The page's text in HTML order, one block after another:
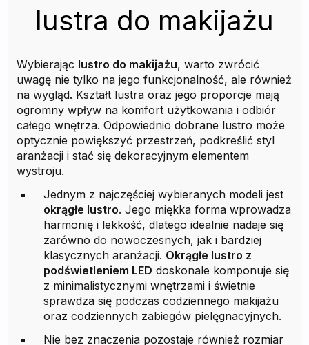
lustra do makijażu
Wybierając lustro do makijażu, warto zwrócić
uwagę nie tylko na jego funkcjonalność, ale również
na wygląd. Kształt lustra oraz jego proporcje mają
ogromny wpływ na komfort użytkowania i odbiór
całego wnętrza. Odpowiednio dobrane lustro może
optycznie powiększyć przestrzeń, podkreślić styl
aranżacji i stać się dekoracyjnym elementem
wystroju.
Jednym z najczęściej wybieranych modeli jest
okrągłe lustro. Jego miękka forma wprowadza
harmonię i lekkość, dlatego idealnie nadaje się
zarówno do nowoczesnych, jak i bardziej
klasycznych aranżacji. Okrągłe lustro z
podświetleniem LED doskonale komponuje się
z minimalistycznymi wnętrzami i świetnie
sprawdza się podczas codziennego makijażu
oraz codziennych zabiegów pielęgnacyjnych.
Nie bez znaczenia pozostaje również rozmiar